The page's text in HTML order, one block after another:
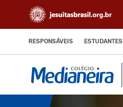
RESPONSÁVEIS ESTUDANTES